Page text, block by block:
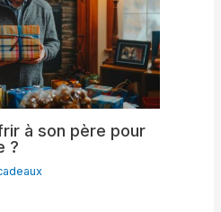
à son père pour
?